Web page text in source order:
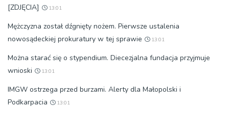
[ZDJĘCIA]
13:01
Mężczyzna został dźgnięty nożem. Pierwsze ustalenia
nowosądeckiej prokuratury w tej sprawie
13:01
Można starać się o stypendium. Diecezjalna fundacja przyjmuje
wnioski
13:01
IMGW ostrzega przed burzami. Alerty dla Małopolski i
Podkarpacia
13:01